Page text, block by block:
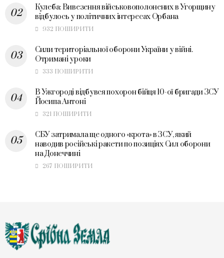
Кулеба: Вивезення військовополонених в Угорщину
відбулось у політичних інтересах Орбана
932 ПОШИРИТИ
Сили територіальної оборони України у війні.
Отримані уроки
333 ПОШИРИТИ
В Ужгороді відбувся похорон бійця 10-ої бригади ЗСУ
Йосипа Антоні
321 ПОШИРИТИ
СБУ затримала ще одного «крота» в ЗСУ, який
наводив російські ракети по позиціях Сил оборони
на Донеччині
267 ПОШИРИТИ